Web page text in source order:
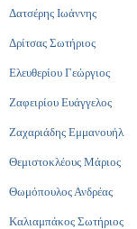
Δατσέρης Ιωάννης
Δρίτσας Σωτήριος
Ελευθερίου Γεώργιος
Ζαφειρίου Ευάγγελος
Ζαχαριάδης Εμμανουήλ
Θεμιστοκλέους Μάριος
Θωμόπουλος Ανδρέας
Καλιαμπάκος Σωτήριος